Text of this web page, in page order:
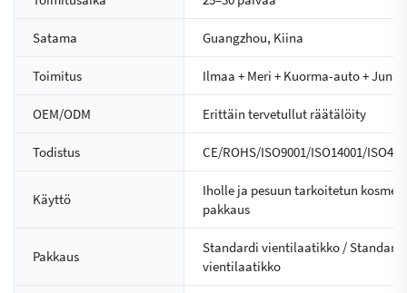
Satama Guangzhou, Kiina
Toimitus Ilmaa + Meri + Kuorma-auto + Juna
OEM/ODM Erittäin tervetullut räätälöity
Todistus CE/ROHS/ISO9001/ISO14001/
Käyttö
Iholle ja pesuun tarkoitetun
pakkaus
Pakkaus
Standardi vientilaatikko / Standardi
vientilaatikko